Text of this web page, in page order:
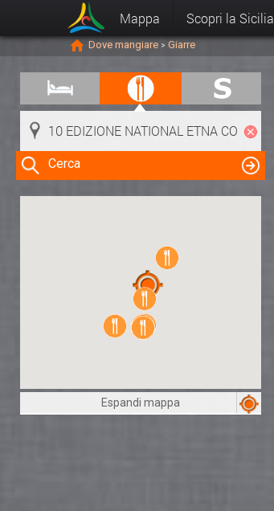
Mappa Scopri la Sicilia
Dove mangiare > Giarre
Cerca
Clicca su una risorsa nella mappa
per visualizzare le informazioni
Espandi mappa